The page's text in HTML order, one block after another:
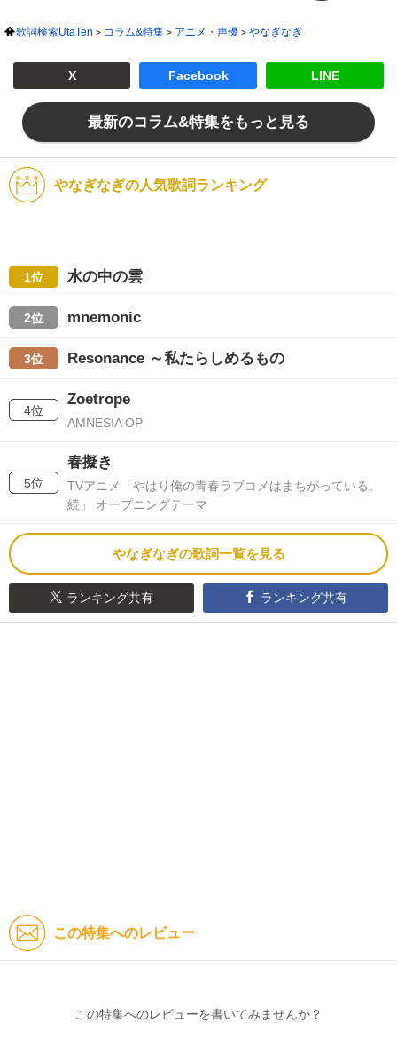
歌詞検索UtaTen コラム&特集 アニメ・声優 やなぎなぎ
X Facebook LINE
最新のコラム&特集をもっと見る
やなぎなぎの人気歌詞ランキング
1位 水の中の雲
2位 mnemonic
3位 Resonance ～私たらしめるもの
4位
Zoetrope
AMNESIA OP
5位
春擬き
TVアニメ「やはり俺の青春ラブコメはまちがっている。
続」 オープニングテーマ
やなぎなぎの歌詞一覧を見る
ランキング共有 ランキング共有
この特集へのレビュー
この特集へのレビューを書いてみませんか？